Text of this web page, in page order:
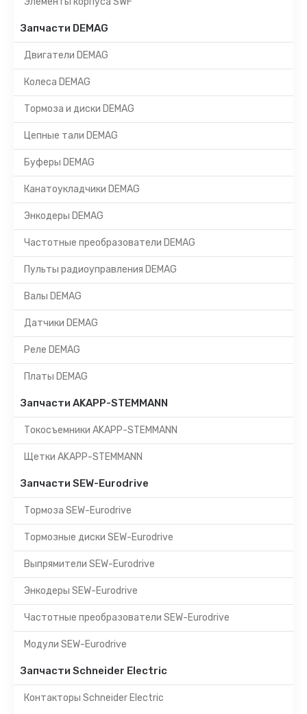
Запчасти DEMAG
Двигатели DEMAG
Колеса DEMAG
Тормоза и диски DEMAG
Цепные тали DEMAG
Буферы DEMAG
Канатоукладчики DEMAG
Энкодеры DEMAG
Частотные преобразователи DEMAG
Пульты радиоуправления DEMAG
Валы DEMAG
Датчики DEMAG
Реле DEMAG
Платы DEMAG
Запчасти AKAPP-STEMMANN
Токосъемники AKAPP-STEMMANN
Щетки AKAPP-STEMMANN
Запчасти SEW-Eurodrive
Тормоза SEW-Eurodrive
Тормозные диски SEW-Eurodrive
Выпрямители SEW-Eurodrive
Энкодеры SEW-Eurodrive
Частотные преобразователи SEW-Eurodrive
Модули SEW-Eurodrive
Запчасти Schneider Electric
Контакторы Schneider Electric